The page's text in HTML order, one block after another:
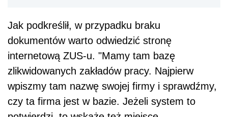
Jak podkreślił, w przypadku braku
dokumentów warto odwiedzić stronę
internetową ZUS-u. "Mamy tam bazę
zlikwidowanych zakładów pracy. Najpierw
wpiszmy tam nazwę swojej firmy i sprawdźmy,
czy ta firma jest w bazie. Jeżeli system to